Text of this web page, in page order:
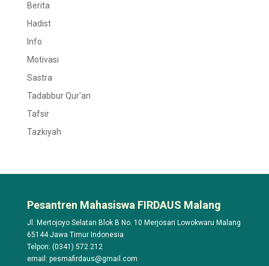
Berita
Hadist
Info
Motivasi
Sastra
Tadabbur Qur'an
Tafsir
Tazkiyah
Pesantren Mahasiswa FIRDAUS Malang
Jl. Mertojoyo Selatan Blok B No. 10 Merjosari Lowokwaru Malang
65144 Jawa Timur Indonesia
Telpon: (0341) 572 212
email: pesmafirdaus@gmail.com